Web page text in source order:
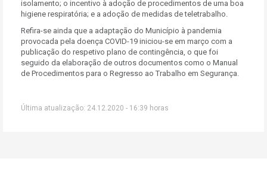
isolamento; o incentivo à adoção de procedimentos de uma boa
higiene respiratória; e a adoção de medidas de teletrabalho.
Refira-se ainda que a adaptação do Município à pandemia
provocada pela doença COVID-19 iniciou-se em março com a
publicação do respetivo plano de contingência, o que foi
seguido da elaboração de outros documentos como o Manual
de Procedimentos para o Regresso ao Trabalho em Segurança.
Última atualização: 24.12.2020 - 16:39 horas